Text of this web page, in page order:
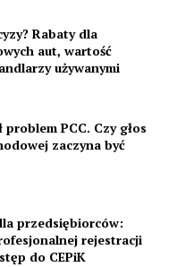
Rabaty dla
aut, wartość
używanymi
problem PCC. Czy głos
zaczyna być
przedsiębiorców:
rejestracji
do CEPiK